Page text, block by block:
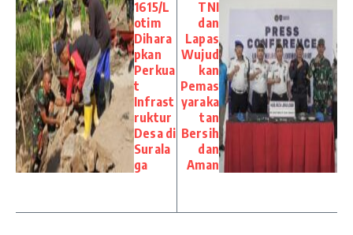
1615/L
otim
Dihara
pkan
Perkua
t
Infrast
ruktur
Desa di
Surala
ga
TNI
dan
Lapas
Wujud
kan
Pemas
yaraka
tan
Bersih
dan
Aman